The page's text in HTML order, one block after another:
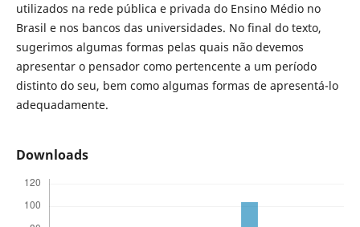
utilizados na rede pública e privada do Ensino Médio no
Brasil e nos bancos das universidades. No final do texto,
sugerimos algumas formas pelas quais não devemos
apresentar o pensador como pertencente a um período
distinto do seu, bem como algumas formas de apresentá-lo
adequadamente.
Downloads